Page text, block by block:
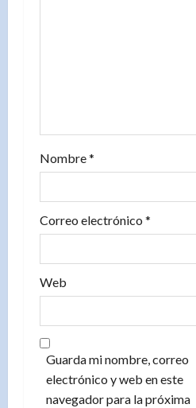
a
d
a
Nombre*
Correo electrónico *
Web
Guarda mi nombre, correo
electrónico y web en este
navegador para la próxima